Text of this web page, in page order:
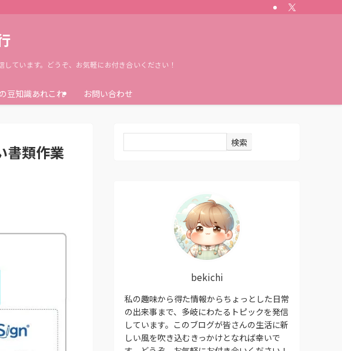
ています。どうぞ、お気軽にお付き合いください！
豆知識あれこれ お問い合わせ
書類作業
検索
bekichi
私の趣味から得た情報からちょっとした日常
の出来事まで、多岐にわたるトピックを発信
しています。このブログが皆さんの生活に新
しい風を吹き込むきっかけとなれば幸いで